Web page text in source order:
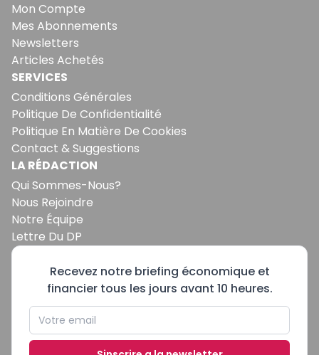
Mon Compte
Mes Abonnements
Newsletters
Articles Achetés
SERVICES
Conditions Générales
Politique De Confidentialité
Politique En Matière De Cookies
Contact & Suggestions
LA RÉDACTION
Qui Sommes-Nous?
Nous Rejoindre
Notre Équipe
Lettre Du DP
Recevez notre briefing économique et
financier tous les jours avant 10 heures.